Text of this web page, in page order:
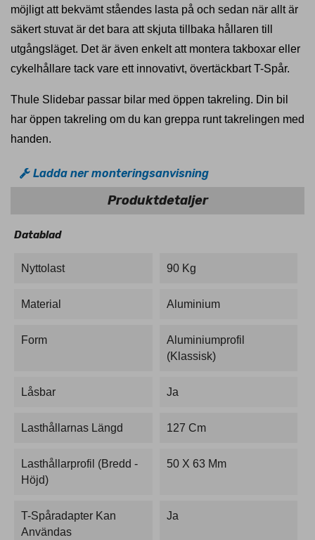
möjligt att bekvämt ståendes lasta på och sedan när allt är
säkert stuvat är det bara att skjuta tillbaka hållaren till
utgångsläget. Det är även enkelt att montera takboxar eller
cykelhållare tack vare ett innovativt, övertäckbart T-Spår.
Thule Slidebar passar bilar med öppen takreling. Din bil
har öppen takreling om du kan greppa runt takrelingen med
handen.
Ladda ner monteringsanvisning
Produktdetaljer
Datablad
Nyttolast 90 Kg
Material Aluminium
Form
Aluminiumprofil
(Klassisk)
Låsbar Ja
Lasthållarnas Längd 127 Cm
Lasthållarprofil (bredd -
Höjd)
50 X 63 Mm
T-Spåradapter Kan
Användas
Ja